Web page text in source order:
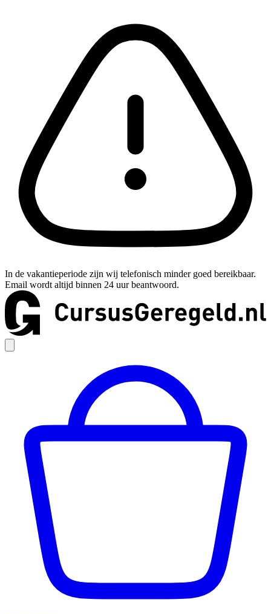
In de vakantieperiode zijn wij telefonisch minder goed bereikbaar.
Email wordt altijd binnen 24 uur beantwoord.